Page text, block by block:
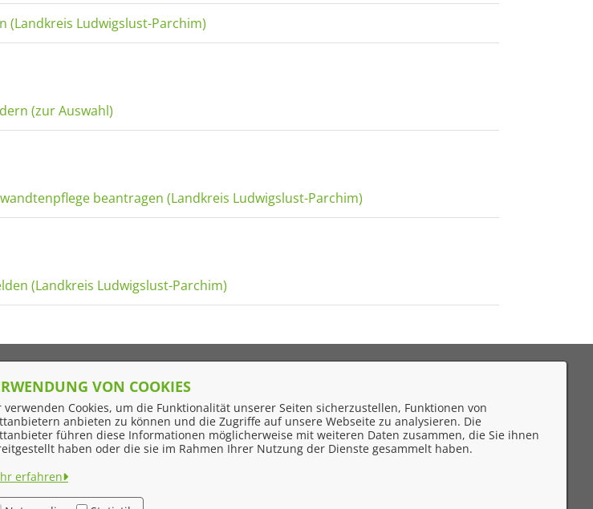
(Landkreis Ludwigslust-Parchim)
(zur Auswahl)
beantragen (Landkreis Ludwigslust-Parchim)
(Landkreis Ludwigslust-Parchim)
Ludwigslust-
02 20
722-0
Impressum
Datenschutzerklärung
VON COOKIES
verwenden Cookies, um die Funktionalität unserer Seiten sicherzustellen, Funktionen von
anbieten zu können und die Zugriffe auf unsere Webseite zu analysieren. Die
führen diese Informationen möglicherweise mit weiteren Daten zusammen, die Sie ihnen
haben oder die sie im Rahmen Ihrer Nutzung der Dienste gesammelt haben.
erfahren